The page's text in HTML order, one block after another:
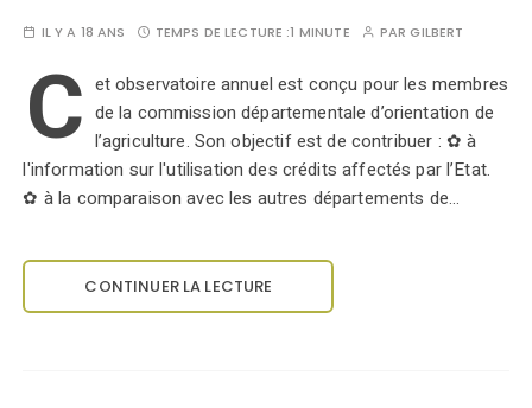
IL Y A 18 ANS TEMPS DE LECTURE :1 MINUTE PARGILBERT
C et observatoire annuel est conçu pour les membres
de la commission départementale d’orientation de
l’agriculture. Son objectif est de contribuer : ✿ à
l'information sur l'utilisation des crédits affectés par l’Etat.
✿ à la comparaison avec les autres départements de…
CONTINUER LA LECTURE